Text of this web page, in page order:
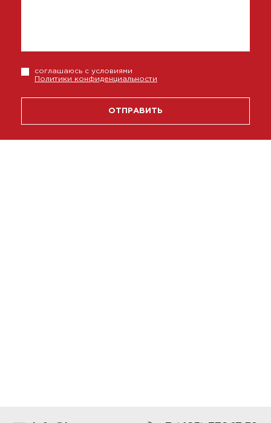
соглашаюсь с условиями
Политики конфиденциальности
ОТПРАВИТЬ